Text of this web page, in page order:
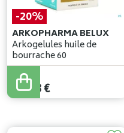
-20%
ARKOPHARMA BELUX
Arkogelules huile de
bourrache 60
20,29
16,23€